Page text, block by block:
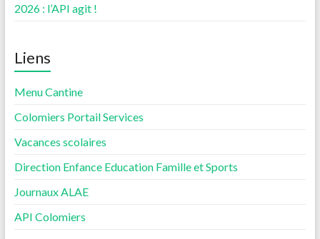
2026 : l’API agit !
Liens
Menu Cantine
Colomiers Portail Services
Vacances scolaires
Direction Enfance Education Famille et Sports
Journaux ALAE
API Colomiers